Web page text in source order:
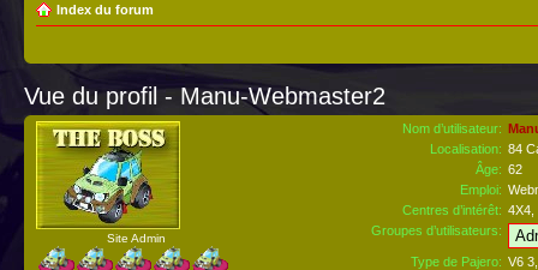
Index du forum
Vue du profil - Manu-Webmaster2
Site Admin
Nom d’utilisateur:
Localisation: 84
Âge: 62
Emploi:
Centres d’intérêt: 4X4,
Groupes d’utilisateurs:
Type de Pajero: V6